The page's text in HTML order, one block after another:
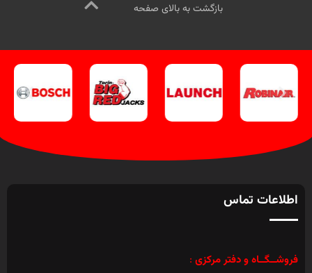
بازگشت به بالای صفحه
اطلاعات تماس
فروشــگــاه و دفتر مرکزی :